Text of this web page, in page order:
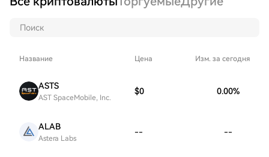
Название Цена Изм. за сегодня
ASTS
AST SpaceMobile, Inc.
$0 0.00%
ALAB
Astera Labs
-- --